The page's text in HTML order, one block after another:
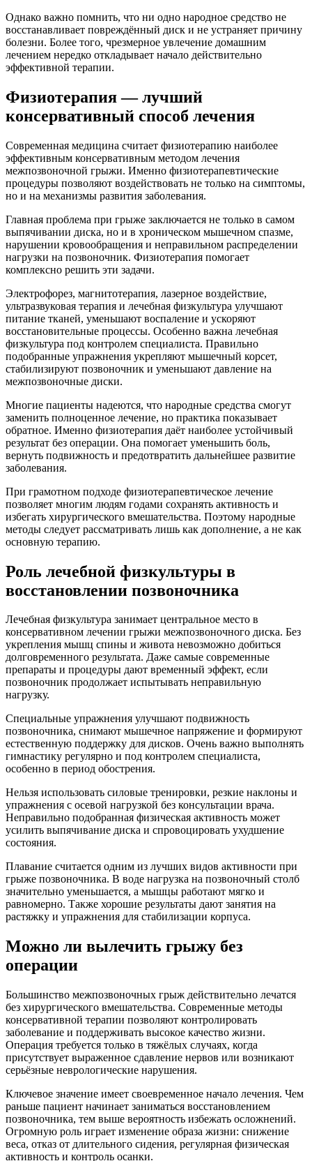
Однако важно помнить, что ни одно народное средство не
восстанавливает повреждённый диск и не устраняет причину
болезни. Более того, чрезмерное увлечение домашним
лечением нередко откладывает начало действительно
эффективной терапии.
Физиотерапия — лучший
консервативный способ лечения
Современная медицина считает физиотерапию наиболее
эффективным консервативным методом лечения
межпозвоночной грыжи. Именно физиотерапевтические
процедуры позволяют воздействовать не только на симптомы,
но и на механизмы развития заболевания.
Главная проблема при грыже заключается не только в самом
выпячивании диска, но и в хроническом мышечном спазме,
нарушении кровообращения и неправильном распределении
нагрузки на позвоночник. Физиотерапия помогает
комплексно решить эти задачи.
Электрофорез, магнитотерапия, лазерное воздействие,
ультразвуковая терапия и лечебная физкультура улучшают
питание тканей, уменьшают воспаление и ускоряют
восстановительные процессы. Особенно важна лечебная
физкультура под контролем специалиста. Правильно
подобранные упражнения укрепляют мышечный корсет,
стабилизируют позвоночник и уменьшают давление на
межпозвоночные диски.
Многие пациенты надеются, что народные средства смогут
заменить полноценное лечение, но практика показывает
обратное. Именно физиотерапия даёт наиболее устойчивый
результат без операции. Она помогает уменьшить боль,
вернуть подвижность и предотвратить дальнейшее развитие
заболевания.
При грамотном подходе физиотерапевтическое лечение
позволяет многим людям годами сохранять активность и
избегать хирургического вмешательства. Поэтому народные
методы следует рассматривать лишь как дополнение, а не как
основную терапию.
Роль лечебной физкультуры в
восстановлении позвоночника
Лечебная физкультура занимает центральное место в
консервативном лечении грыжи межпозвоночного диска. Без
укрепления мышц спины и живота невозможно добиться
долговременного результата. Даже самые современные
препараты и процедуры дают временный эффект, если
позвоночник продолжает испытывать неправильную
нагрузку.
Специальные упражнения улучшают подвижность
позвоночника, снимают мышечное напряжение и формируют
естественную поддержку для дисков. Очень важно выполнять
гимнастику регулярно и под контролем специалиста,
особенно в период обострения.
Нельзя использовать силовые тренировки, резкие наклоны и
упражнения с осевой нагрузкой без консультации врача.
Неправильно подобранная физическая активность может
усилить выпячивание диска и спровоцировать ухудшение
состояния.
Плавание считается одним из лучших видов активности при
грыже позвоночника. В воде нагрузка на позвоночный столб
значительно уменьшается, а мышцы работают мягко и
равномерно. Также хорошие результаты дают занятия на
растяжку и упражнения для стабилизации корпуса.
Можно ли вылечить грыжу без
операции
Большинство межпозвоночных грыж действительно лечатся
без хирургического вмешательства. Современные методы
консервативной терапии позволяют контролировать
заболевание и поддерживать высокое качество жизни.
Операция требуется только в тяжёлых случаях, когда
присутствует выраженное сдавление нервов или возникают
серьёзные неврологические нарушения.
Ключевое значение имеет своевременное начало лечения. Чем
раньше пациент начинает заниматься восстановлением
позвоночника, тем выше вероятность избежать осложнений.
Огромную роль играет изменение образа жизни: снижение
веса, отказ от длительного сидения, регулярная физическая
активность и контроль осанки.